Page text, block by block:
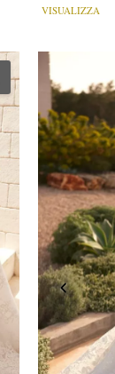
VISUALIZZA